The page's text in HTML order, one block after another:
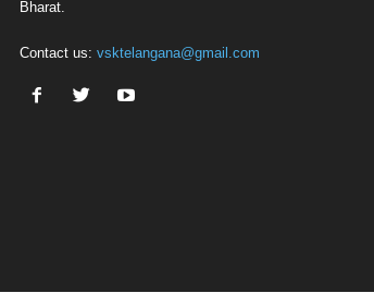
Bharat.
Contact us: vsktelangana@gmail.com